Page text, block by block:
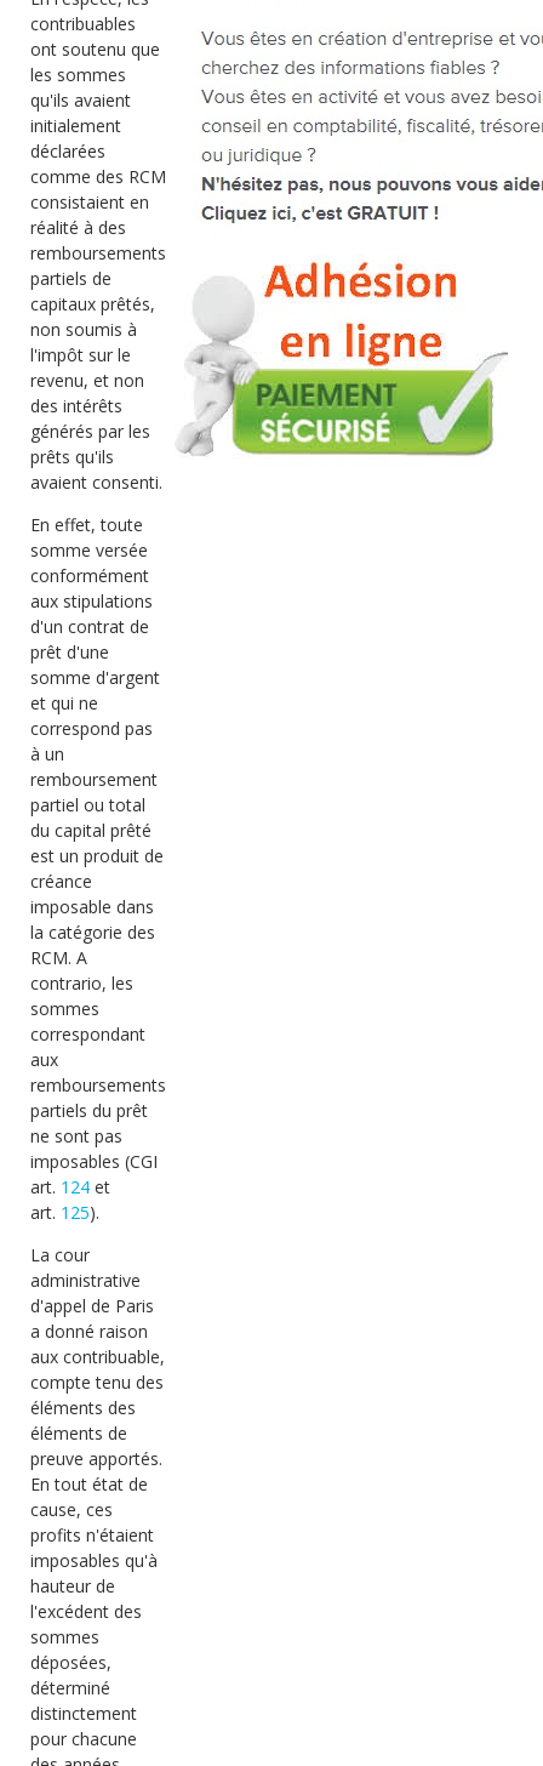
contribuables
ont soutenu que
les sommes
qu'ils avaient
initialement
déclarées
comme des RCM
consistaient en
réalité à des
remboursements
partiels de
capitaux prêtés,
non soumis à
l'impôt sur le
revenu, et non
des intérêts
générés par les
prêts qu'ils
avaient consenti.
En effet, toute
somme versée
conformément
aux stipulations
d'un contrat de
prêt d'une
somme d'argent
et qui ne
correspond pas
à un
remboursement
partiel ou total
du capital prêté
est un produit de
créance
imposable dans
la catégorie des
RCM. A
contrario, les
sommes
correspondant
aux
remboursements
partiels du prêt
ne sont pas
imposables (CGI
art. 124 et
art. 125).
La cour
administrative
d'appel de Paris
a donné raison
aux contribuable,
compte tenu des
éléments des
éléments de
preuve apportés.
En tout état de
cause, ces
profits n'étaient
imposables qu'à
hauteur de
l'excédent des
sommes
déposées,
déterminé
distinctement
pour chacune